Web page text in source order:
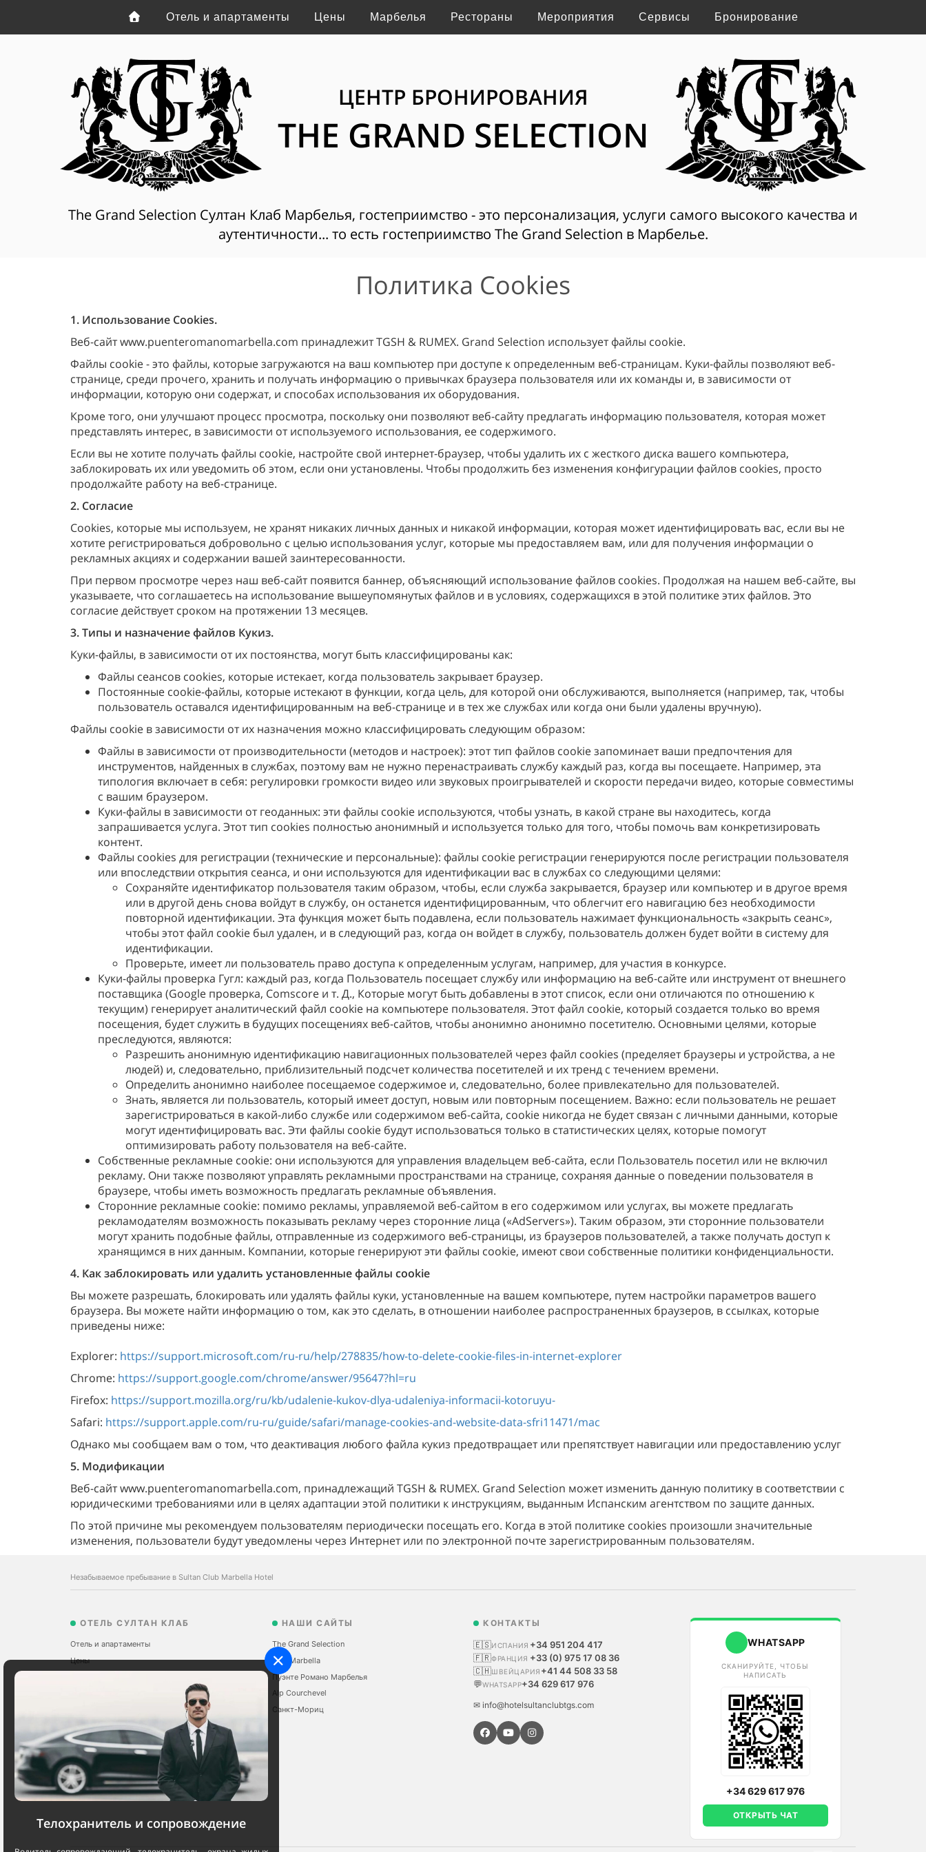
Отель и апартаменты Цены Марбелья Рестораны Мероприятия Сервисы Бронирование
ЦЕНТР БРОНИРОВАНИЯ
THE GRAND SELECTION
The Grand Selection Султан Клаб Марбелья, гостеприимство - это персонализация, услуги самого высокого качества и
аутентичности... то есть гостеприимство The Grand Selection в Марбелье.
Политика Cookies
1. Использование Cookies.
Веб-сайт www.puenteromanomarbella.com принадлежит TGSH & RUMEX. Grand Selection использует файлы cookie.
Файлы cookie - это файлы, которые загружаются на ваш компьютер при доступе к определенным веб-страницам. Куки-файлы позволяют веб-
странице, среди прочего, хранить и получать информацию о привычках браузера пользователя или их команды и, в зависимости от
информации, которую они содержат, и способах использования их оборудования.
Кроме того, они улучшают процесс просмотра, поскольку они позволяют веб-сайту предлагать информацию пользователя, которая может
представлять интерес, в зависимости от используемого использования, ее содержимого.
Если вы не хотите получать файлы cookie, настройте свой интернет-браузер, чтобы удалить их с жесткого диска вашего компьютера,
заблокировать их или уведомить об этом, если они установлены. Чтобы продолжить без изменения конфигурации файлов cookies, просто
продолжайте работу на веб-странице.
2. Согласие
Cookies, которые мы используем, не хранят никаких личных данных и никакой информации, которая может идентифицировать вас, если вы не
хотите регистрироваться добровольно с целью использования услуг, которые мы предоставляем вам, или для получения информации о
рекламных акциях и содержании вашей заинтересованности.
При первом просмотре через наш веб-сайт появится баннер, объясняющий использование файлов cookies. Продолжая на нашем веб-сайте, вы
указываете, что соглашаетесь на использование вышеупомянутых файлов и в условиях, содержащихся в этой политике этих файлов. Это
согласие действует сроком на протяжении 13 месяцев.
3. Типы и назначение файлов Кукиз.
Куки-файлы, в зависимости от их постоянства, могут быть классифицированы как:
Файлы сеансов cookies, которые истекает, когда пользователь закрывает браузер.
Постоянные cookie-файлы, которые истекают в функции, когда цель, для которой они обслуживаются, выполняется (например, так, чтобы
пользователь оставался идентифицированным на веб-странице и в тех же службах или когда они были удалены вручную).
Файлы cookie в зависимости от их назначения можно классифицировать следующим образом:
Файлы в зависимости от производительности (методов и настроек): этот тип файлов cookie запоминает ваши предпочтения для
инструментов, найденных в службах, поэтому вам не нужно перенастраивать службу каждый раз, когда вы посещаете. Например, эта
типология включает в себя: регулировки громкости видео или звуковых проигрывателей и скорости передачи видео, которые совместимы
с вашим браузером.
Куки-файлы в зависимости от геоданных: эти файлы cookie используются, чтобы узнать, в какой стране вы находитесь, когда
запрашивается услуга. Этот тип cookies полностью анонимный и используется только для того, чтобы помочь вам конкретизировать
контент.
Файлы cookies для регистрации (технические и персональные): файлы cookie регистрации генерируются после регистрации пользователя
или впоследствии открытия сеанса, и они используются для идентификации вас в службах со следующими целями:
Сохраняйте идентификатор пользователя таким образом, чтобы, если служба закрывается, браузер или компьютер и в другое время
или в другой день снова войдут в службу, он останется идентифицированным, что облегчит его навигацию без необходимости
повторной идентификации. Эта функция может быть подавлена, если пользователь нажимает функциональность «закрыть сеанс»,
чтобы этот файл cookie был удален, и в следующий раз, когда он войдет в службу, пользователь должен будет войти в систему для
идентификации.
Проверьте, имеет ли пользователь право доступа к определенным услугам, например, для участия в конкурсе.
Куки-файлы проверка Гугл: каждый раз, когда Пользователь посещает службу или информацию на веб-сайте или инструмент от внешнего
поставщика (Google проверка, Comscore и т. Д., Которые могут быть добавлены в этот список, если они отличаются по отношению к
текущим) генерирует аналитический файл cookie на компьютере пользователя. Этот файл cookie, который создается только во время
посещения, будет служить в будущих посещениях веб-сайтов, чтобы анонимно анонимно посетителю. Основными целями, которые
преследуются, являются:
Разрешить анонимную идентификацию навигационных пользователей через файл cookies (пределяет браузеры и устройства, а не
людей) и, следовательно, приблизительный подсчет количества посетителей и их тренд с течением времени.
Определить анонимно наиболее посещаемое содержимое и, следовательно, более привлекательно для пользователей.
Знать, является ли пользователь, который имеет доступ, новым или повторным посещением. Важно: если пользователь не решает
зарегистрироваться в какой-либо службе или содержимом веб-сайта, cookie никогда не будет связан с личными данными, которые
могут идентифицировать вас. Эти файлы cookie будут использоваться только в статистических целях, которые помогут
оптимизировать работу пользователя на веб-сайте.
Собственные рекламные cookie: они используются для управления владельцем веб-сайта, если Пользователь посетил или не включил
рекламу. Они также позволяют управлять рекламными пространствами на странице, сохраняя данные о поведении пользователя в
браузере, чтобы иметь возможность предлагать рекламные объявления.
Сторонние рекламные cookie: помимо рекламы, управляемой веб-сайтом в его содержимом или услугах, вы можете предлагать
рекламодателям возможность показывать рекламу через сторонние лица («AdServers»). Таким образом, эти сторонние пользователи
могут хранить подобные файлы, отправленные из содержимого веб-страницы, из браузеров пользователей, а также получать доступ к
хранящимся в них данным. Компании, которые генерируют эти файлы cookie, имеют свои собственные политики конфиденциальности.
4. Как заблокировать или удалить установленные файлы cookie
Вы можете разрешать, блокировать или удалять файлы куки, установленные на вашем компьютере, путем настройки параметров вашего
браузера. Вы можете найти информацию о том, как это сделать, в отношении наиболее распространенных браузеров, в ссылках, которые
приведены ниже:
Explorer: https://support.microsoft.com/ru-ru/help/278835/how-to-delete-cookie-files-in-internet-explorer
Chrome: https://support.google.com/chrome/answer/95647?hl=ru
Firefox: https://support.mozilla.org/ru/kb/udalenie-kukov-dlya-udaleniya-informacii-kotoruyu-
Safari: https://support.apple.com/ru-ru/guide/safari/manage-cookies-and-website-data-sfri11471/mac
Однако мы сообщаем вам о том, что деактивация любого файла кукиз предотвращает или препятствует навигации или предоставлению услуг
5. Модификации
Веб-сайт www.puenteromanomarbella.com, принадлежащий TGSH & RUMEX. Grand Selection может изменить данную политику в соответствии с
юридическими требованиями или в целях адаптации этой политики к инструкциям, выданным Испанским агентством по защите данных.
По этой причине мы рекомендуем пользователям периодически посещать его. Когда в этой политике cookies произошли значительные
изменения, пользователи будут уведомлены через Интернет или по электронной почте зарегистрированным пользователям.
Телохранитель и сопровождение
Незабываемое пребывание в Sultan Club Marbella Hotel
ОТЕЛЬ СУЛТАН КЛАБ
Отель и апартаменты
Цены
Сервисы
Бронирование
НАШИ САЙТЫ
The Grand Selection
Sale Marbella
Пуэнте Романо Марбелья
Alp Courchevel
Санкт-Мориц
КОНТАКТЫ
🇪🇸ИСПАНИЯ +34 951 204 417
🇫🇷ФРАНЦИЯ +33 (0) 975 17 08 36
🇨🇭ШВЕЙЦАРИЯ +41 44 508 33 58
💬WHATSAPP+34 629 617 976
✉ info@hotelsultanclubtgs.com
WHATSAPP
СКАНИРУЙТЕ, ЧТОБЫ
НАПИСАТЬ
+34 629 617 976
ОТКРЫТЬ ЧАТ